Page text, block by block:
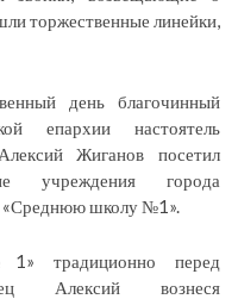
торжественные линейки,
день благочинный
епархии настоятель
Жиганов посетил
учреждения города
школу №1».
традиционно перед
Алексий вознеся